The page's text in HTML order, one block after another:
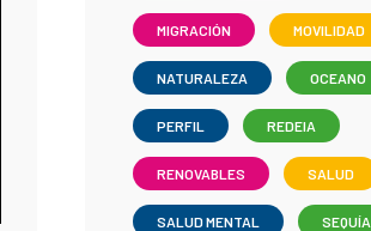
MIGRACIÓN MOVILIDAD
NATURALEZA OCEANO
PERFIL REDEIA
RENOVABLES SALUD
SALUD MENTAL SEQUÍA